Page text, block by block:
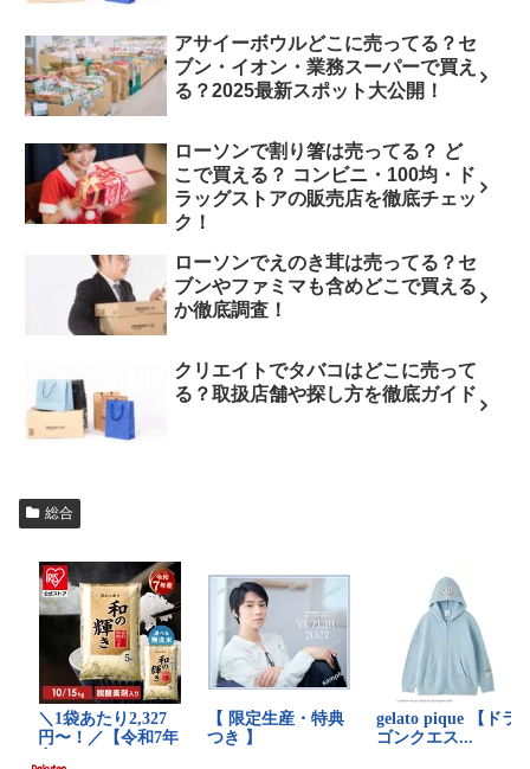
アサイーボウルどこに売ってる？セ
ブン・イオン・業務スーパーで買え
る？2025最新スポット大公開！
ローソンで割り箸は売ってる？ ど
こで買える？ コンビニ・100均・ド
ラッグストアの販売店を徹底チェッ
ク！
ローソンでえのき茸は売ってる？セ
ブンやファミマも含めどこで買える
か徹底調査！
クリエイトでタバコはどこに売って
る？取扱店舗や探し方を徹底ガイド
総合